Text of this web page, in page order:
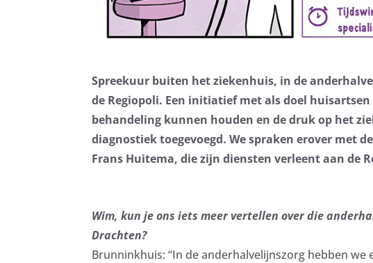
Spreekuur buiten het ziekenhuis, in de
de Regiopoli. Een initiatief met als doel
behandeling kunnen houden en de druk op het
diagnostiek toegevoegd. We spraken erover met
Frans Huitema, die zijn diensten verleent aan de
Wim, kun je ons iets meer vertellen over die
Drachten?
Brunninkhuis: “In de anderhalvelijnszorg hebben we